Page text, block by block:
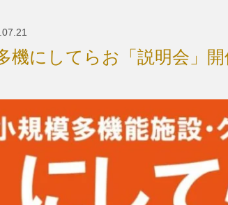
機にしてらお「説明会」